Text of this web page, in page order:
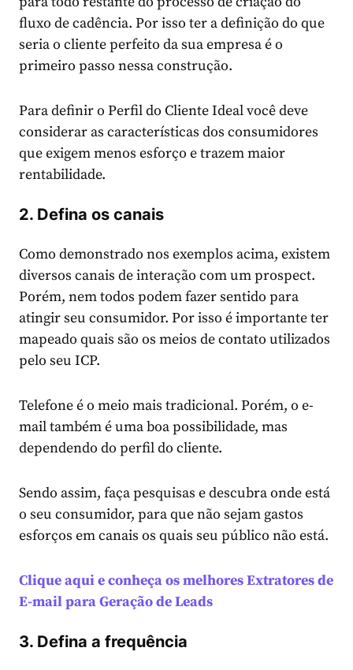
fluxo de cadência. Por isso ter a definição do que
seria o cliente perfeito da sua empresa é o
primeiro passo nessa construção.
Para definir o Perfil do Cliente Ideal você deve
considerar as características dos consumidores
que exigem menos esforço e trazem maior
rentabilidade.
2. Defina os canais
Como demonstrado nos exemplos acima, existem
diversos canais de interação com um prospect.
Porém, nem todos podem fazer sentido para
atingir seu consumidor. Por isso é importante ter
mapeado quais são os meios de contato utilizados
pelo seu ICP.
Telefone é o meio mais tradicional. Porém, o e-
mail também é uma boa possibilidade, mas
dependendo do perfil do cliente.
Sendo assim, faça pesquisas e descubra onde está
o seu consumidor, para que não sejam gastos
esforços em canais os quais seu público não está.
Clique aqui e conheça os melhores Extratores de
E-mail para Geração de Leads
3. Defina a frequência